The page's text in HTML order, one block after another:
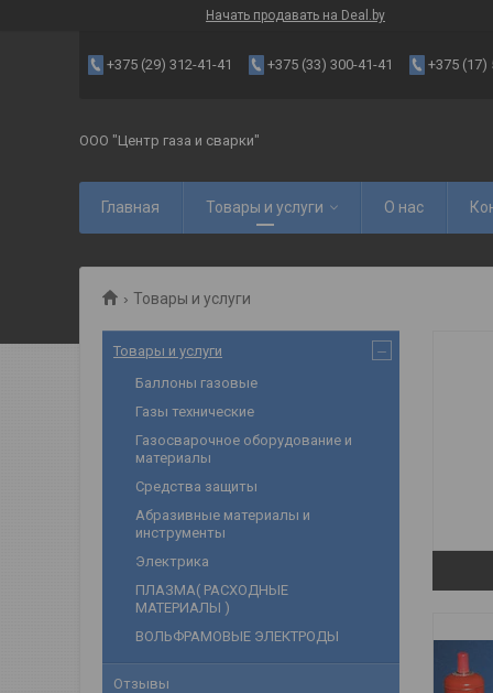
Начать продавать на Deal.by
+375 (29) 312-41-41 +375 (33) 300-41-41 +375 (17)
ООО "Центр газа и сварки"
Главная Товары и услуги О нас
Товары и услуги
Товары и услуги
Баллоны газовые
Газы технические
Газосварочное оборудование и
материалы
Средства защиты
Абразивные материалы и
инструменты
Электрика
ПЛАЗМА( РАСХОДНЫЕ
МАТЕРИАЛЫ )
ВОЛЬФРАМОВЫЕ ЭЛЕКТРОДЫ
Отзывы